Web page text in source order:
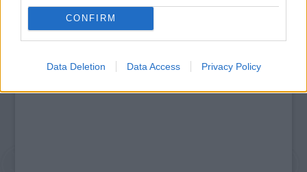
CONFIRM
Data Deletion Data Access Privacy Policy
Kommentek:
A hozzászólások a vonatkozó jogszabályok
Részletek a Felhasználási feltételekben és azadatvédelmi tájékoztatóban.